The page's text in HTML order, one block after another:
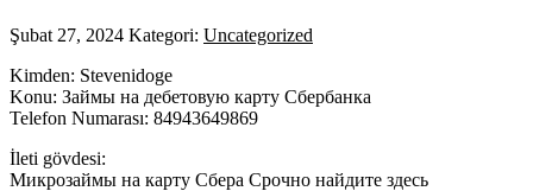
Şubat 27, 2024 Kategori: Uncategorized
Kimden: Stevenidoge
Konu: Займы на дебетовую карту Сбербанка
Telefon Numarası: 84943649869
İleti gövdesi:
Микрозаймы на карту Сбера Срочно найдите здесь